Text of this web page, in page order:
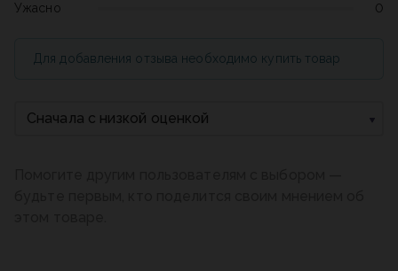
Сначала с низкой оценкой
Ужасно
0
Для добавления отзыва необходимо купить товар